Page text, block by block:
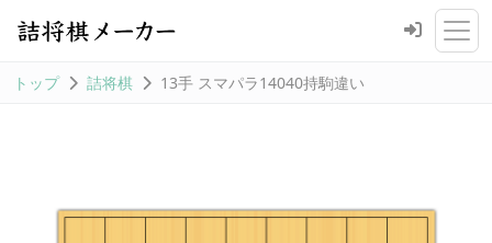
トップ 詰将棋 13手 スマパラ14040持駒違い